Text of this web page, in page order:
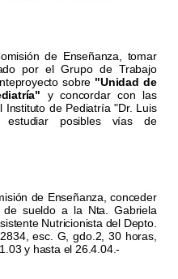
de Enseñanza, tomar
por el Grupo de Trabajo
sobre "Unidad de
y concordar con las
Instituto de Pediatría "Dr. Luis
posibles vías de
de Enseñanza, conceder
de sueldo a la Nta. Gabriela
Nutricionista del Depto.
esc. G, gdo.2, 30 horas,
y hasta el 26.4.04.-